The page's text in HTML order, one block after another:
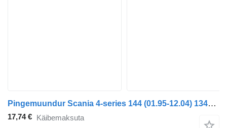
Pingemuundur Scania 4-series 144 (01.95-12.04) 1346052 tüübi jaoks sadulveoki Scania 4-series (1995-2006)
17,74 € Käibemaksuta